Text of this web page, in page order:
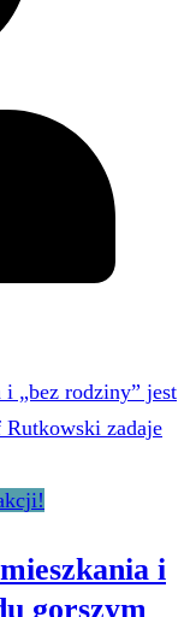
i
gorszym